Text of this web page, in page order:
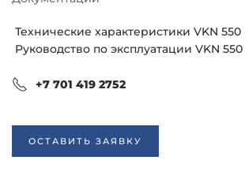
Технические характеристики VKN 550
Руководство по эксплуатации VKN 550
+7 701 419 2752
ОСТАВИТЬ ЗАЯВКУ